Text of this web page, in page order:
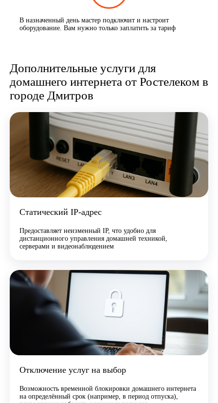
В назначенный день мастер подключит и настроит
оборудование. Вам нужно только заплатить за тариф
Дополнительные услуги для
домашнего интернета от Ростелеком в
городе Дмитров
Статический IP-адрес
Предоставляет неизменный IP, что удобно для
дистанционного управления домашней техникой,
серверами и видеонаблюдением
Отключение услуг на выбор
Возможность временной блокировки домашнего интернета
на определённый срок (например, в период отпуска),